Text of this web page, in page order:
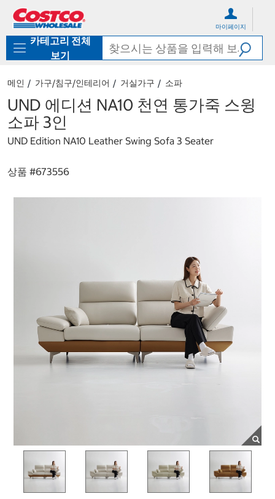
로
기
가
마이페이지
카테고리 전체
보기
메인 가구/침구/인테리어 거실가구 소파
UND 에디션 NA10 천연 통가죽 스윙
소파 3인
UND Edition NA10 Leather Swing Sofa 3 Seater
상품 #673556